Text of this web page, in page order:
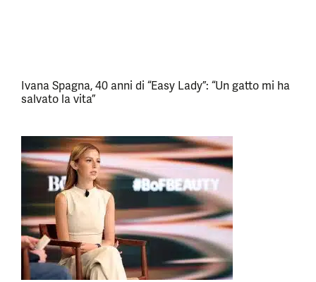
Ivana Spagna, 40 anni di “Easy Lady”: “Un gatto mi ha
salvato la vita”